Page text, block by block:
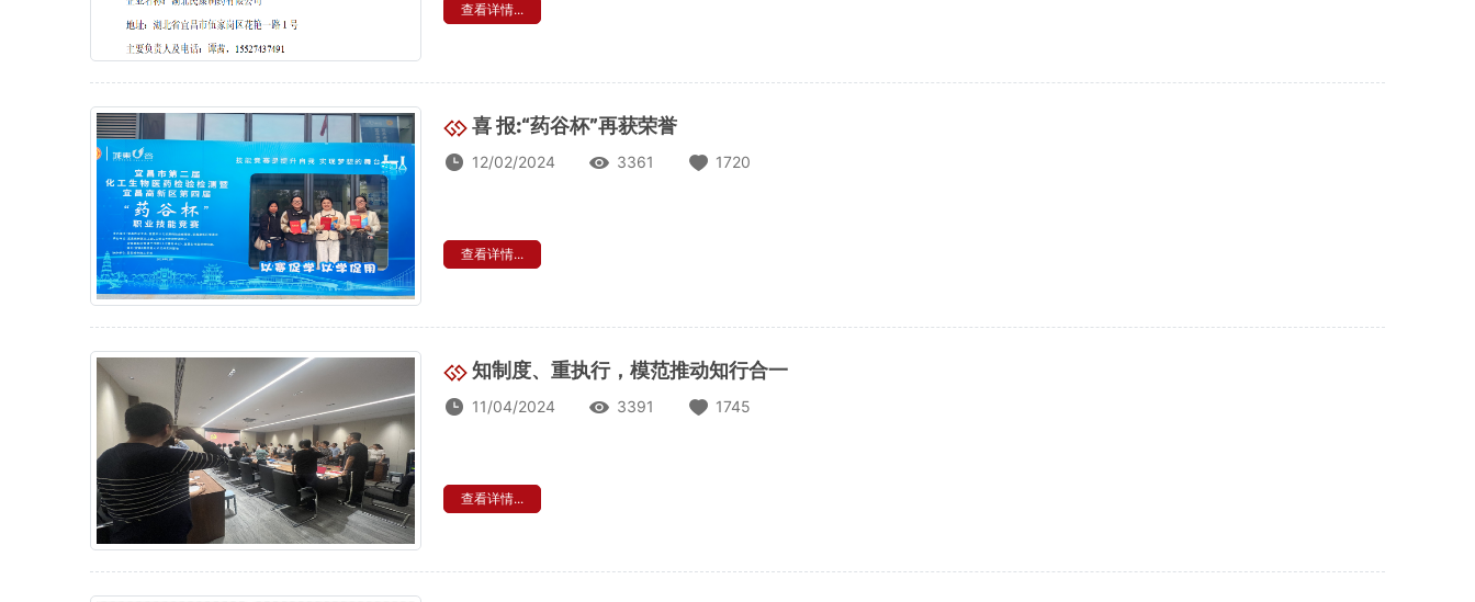
查看详情...
喜 报:“药谷杯”再获荣誉
12/02/2024 3361 1720
查看详情...
知制度、重执行，模范推动知行合一
11/04/2024 3391 1745
查看详情...